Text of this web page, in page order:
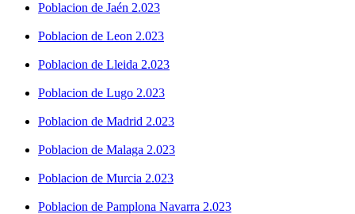
Poblacion de Jaén 2.023
Poblacion de Leon 2.023
Poblacion de Lleida 2.023
Poblacion de Lugo 2.023
Poblacion de Madrid 2.023
Poblacion de Malaga 2.023
Poblacion de Murcia 2.023
Poblacion de Pamplona Navarra 2.023